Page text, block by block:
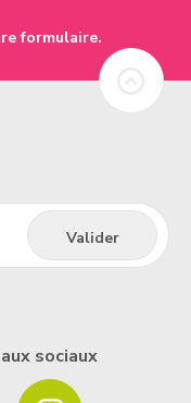
formulaire.
sociaux